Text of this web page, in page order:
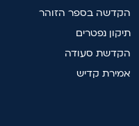
הקדשה בספר הזוהר
תיקון נפטרים
הקדשת סעודה
אמירת קדיש